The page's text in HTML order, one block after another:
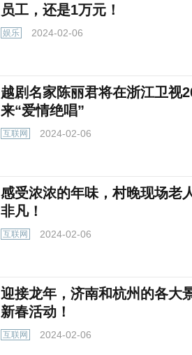
员工，还是1万元！
娱乐 2024-02-06
越剧名家陈丽君将在浙江卫视
来“爱情绝唱”
互联网 2024-02-06
感受浓浓的年味，村晚现场老
非凡！
互联网 2024-02-06
迎接龙年，济南和杭州的各大
新春活动！
互联网 2024-02-06